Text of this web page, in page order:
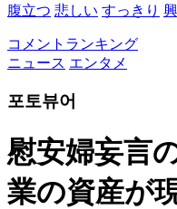
腹立つ 悲しい すっきり
コメントランキング
ニュース エンタメ
포토뷰어
慰安婦妄言
業の資産が